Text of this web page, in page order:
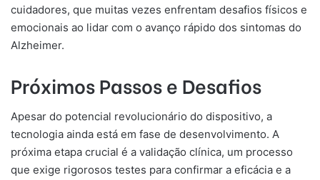
cuidadores, que muitas vezes enfrentam desafios físicos e
emocionais ao lidar com o avanço rápido dos sintomas do
Alzheimer.
Próximos Passos e Desafios
Apesar do potencial revolucionário do dispositivo, a
tecnologia ainda está em fase de desenvolvimento. A
próxima etapa crucial é a validação clínica, um processo
que exige rigorosos testes para confirmar a eficácia e a